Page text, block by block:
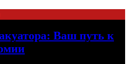
Ваш путь к